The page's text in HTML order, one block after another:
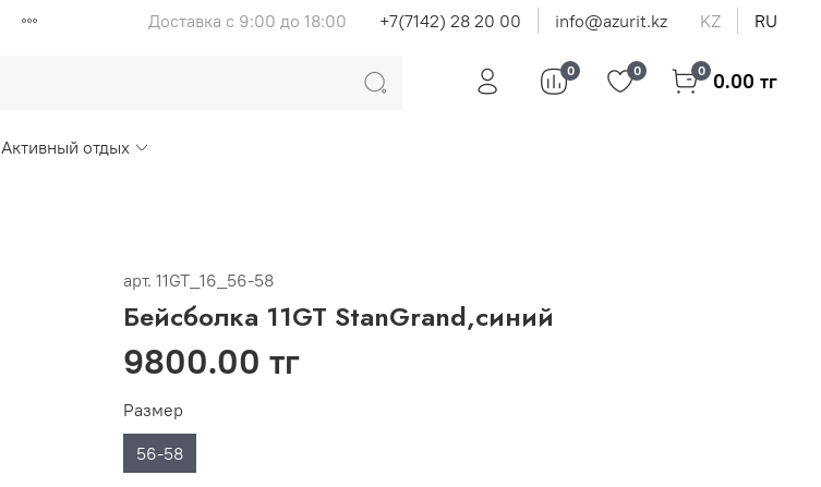
Доставка с 9:00 до 18:00 +7(7142) 28 20 00 info@azurit.kz KZ RU
0 0 0 0.00 тг
Активный отдых
арт. 11GT_16_56-58
Бейсболка 11GT StanGrand,синий
9800.00 тг
Размер
56-58